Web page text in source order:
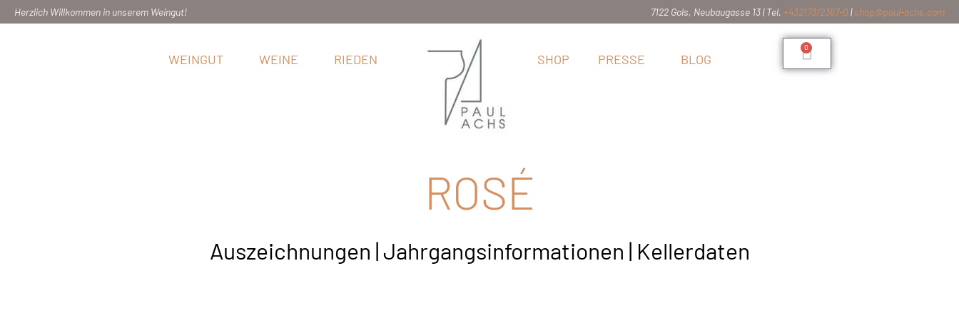
Herzlich Willkommen in unserem Weingut! 7122 Gols, Neubaugasse 13 | Tel. +432173/2367-0 |shop@paul-achs.com
WEINGUT WEINE RIEDEN SHOP PRESSE BLOG
0
ROSÉ
Auszeichnungen | Jahrgangsinformationen | Kellerdaten